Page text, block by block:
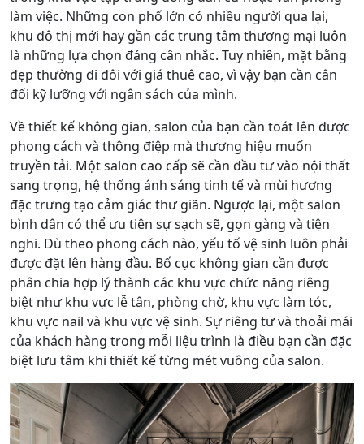
làm việc. Những con phố lớn có nhiều người qua lại,
khu đô thị mới hay gần các trung tâm thương mại luôn
là những lựa chọn đáng cân nhắc. Tuy nhiên, mặt bằng
đẹp thường đi đôi với giá thuê cao, vì vậy bạn cần cân
đối kỹ lưỡng với ngân sách của mình.
Về thiết kế không gian, salon của bạn cần toát lên được
phong cách và thông điệp mà thương hiệu muốn
truyền tải. Một salon cao cấp sẽ cần đầu tư vào nội thất
sang trọng, hệ thống ánh sáng tinh tế và mùi hương
đặc trưng tạo cảm giác thư giãn. Ngược lại, một salon
bình dân có thể ưu tiên sự sạch sẽ, gọn gàng và tiện
nghi. Dù theo phong cách nào, yếu tố vệ sinh luôn phải
được đặt lên hàng đầu. Bố cục không gian cần được
phân chia hợp lý thành các khu vực chức năng riêng
biệt như khu vực lễ tân, phòng chờ, khu vực làm tóc,
khu vực nail và khu vực vệ sinh. Sự riêng tư và thoải mái
của khách hàng trong mỗi liệu trình là điều bạn cần đặc
biệt lưu tâm khi thiết kế từng mét vuông của salon.